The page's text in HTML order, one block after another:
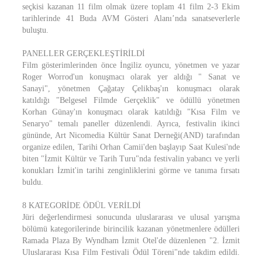
seçkisi kazanan 11 film olmak üzere toplam 41 film 2-3 Ekim
tarihlerinde 41 Buda AVM Gösteri Alanı’nda sanatseverlerle
buluştu.
PANELLER GERÇEKLEŞTİRİLDİ
Film gösterimlerinden önce İngiliz oyuncu, yönetmen ve yazar
Roger Worrod'un konuşmacı olarak yer aldığı " Sanat ve
Sanayi", yönetmen Çağatay Çelikbaş'ın konuşmacı olarak
katıldığı "Belgesel Filmde Gerçeklik" ve ödüllü yönetmen
Korhan Günay'ın konuşmacı olarak katıldığı "Kısa Film ve
Senaryo" temalı paneller düzenlendi. Ayrıca, festivalin ikinci
gününde, Art Nicomedia Kültür Sanat Derneği(AND) tarafından
organize edilen, Tarihi Orhan Camii'den başlayıp Saat Kulesi'nde
biten "İzmit Kültür ve Tarih Turu"nda festivalin yabancı ve yerli
konukları İzmit'in tarihi zenginliklerini görme ve tanıma fırsatı
buldu.
8 KATEGORİDE ÖDÜL VERİLDİ
Jüri değerlendirmesi sonucunda uluslararası ve ulusal yarışma
bölümü kategorilerinde birincilik kazanan yönetmenlere ödülleri
Ramada Plaza By Wyndham İzmit Otel'de düzenlenen "2. İzmit
Uluslararası Kısa Film Festivali Ödül Töreni"nde takdim edildi.